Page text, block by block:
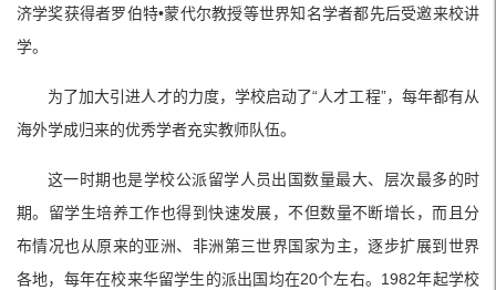
济学奖获得者罗伯特•蒙代尔教授等世界知名学者都先后受邀来校讲
学。
为了加大引进人才的力度，学校启动了“人才工程”，每年都有从
海外学成归来的优秀学者充实教师队伍。
这一时期也是学校公派留学人员出国数量最大、层次最多的时
期。留学生培养工作也得到快速发展，不但数量不断增长，而且分
布情况也从原来的亚洲、非洲第三世界国家为主，逐步扩展到世界
各地，每年在校来华留学生的派出国均在20个左右。1982年起学校